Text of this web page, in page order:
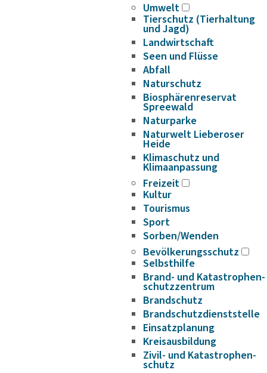
Umwelt
Tierschutz (Tierhaltung
und Jagd)
Landwirtschaft
Seen und Flüsse
Abfall
Naturschutz
Biosphärenreservat
Spreewald
Naturparke
Naturwelt Lieberoser
Heide
Klimaschutz und
Klimaanpassung
Freizeit
Kultur
Tourismus
Sport
Sorben/Wenden
Bevöl­ke­rungs­schutz
Selbst­hilfe
Brand- und Kata­s­tro­­phen­­
schutz­­zen­trum
Brand­schutz
Brand­schutz­dienst­stelle
Einsatz­pla­nung
Kreis­aus­­bil­­dung
Zivil- und Kata­s­tro­­phen­­
schutz